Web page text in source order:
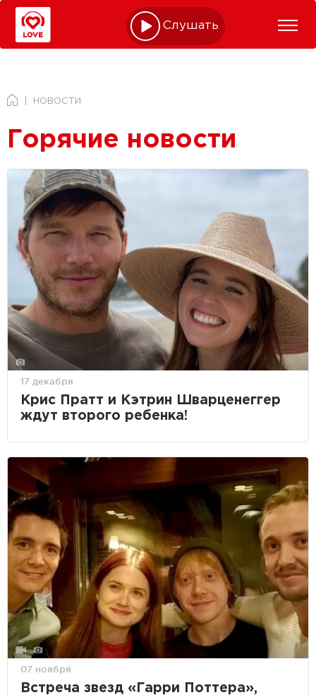
Слушать online
НОВОСТИ
Горячие новости
17 декабря
Крис Пратт и Кэтрин Шварценеггер
ждут второго ребенка!
07 ноября
Встреча звезд «Гарри Поттера»,